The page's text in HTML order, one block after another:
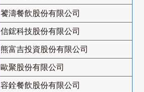
饕濤餐飲股份有限公司
信鋐科技股份有限公司
熊富吉投資股份有限公司
歐聚股份有限公司
容銓餐飲股份有限公司